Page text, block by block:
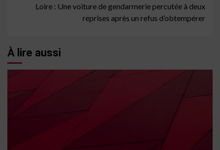
Loire : Une voiture de gendarmerie percutée à deux
reprises après un refus d’obtempérer
À lire aussi